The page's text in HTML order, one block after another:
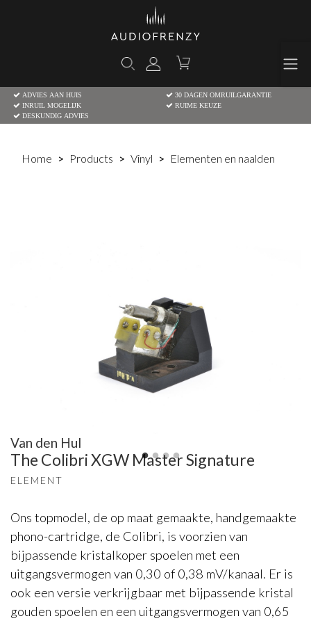
ADVIES AAN HUIS
30 DAGEN OMRUILGARANTIE
INRUIL MOGELIJK
RUIME KEUZE
DESKUNDIG ADVIES
Home Products Vinyl Elementen en naalden
Van den Hul
The Colibri XGW Master Signature
ELEMENT
Ons topmodel, de op maat gemaakte, handgemaakte
phono-cartridge, de Colibri, is voorzien van
bijpassende kristalkoper spoelen met een
uitgangsvermogen van 0,30 of 0,38 mV/kanaal. Er is
ook een versie verkrijgbaar met bijpassende kristal
gouden spoelen en een uitgangsvermogen van 0,65